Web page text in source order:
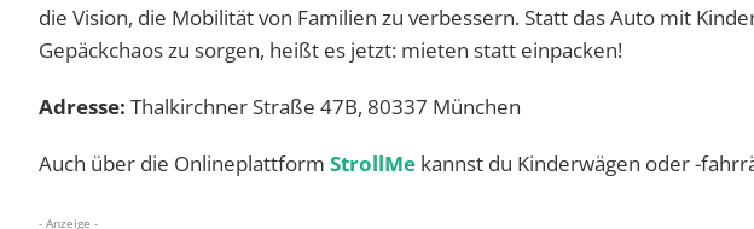
die Vision, die Mobilität von Familien zu verbessern. Statt das Auto mit
Gepäckchaos zu sorgen, heißt es jetzt: mieten statt einpacken!
Adresse: Thalkirchner Straße 47B, 80337 München
Auch über die Onlineplattform StrollMe kannst du Kinderwägen oder -
- Anzeige -